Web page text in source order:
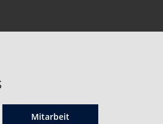
Mitarbeit